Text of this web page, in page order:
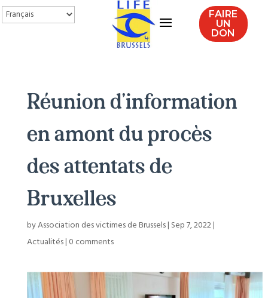
FAIRE
UN
DON
Réunion d’information
en amont du procès
des attentats de
Bruxelles
byAssociation des victimes de Brussels| Sep 7, 2022|
Actualités| 0 comments